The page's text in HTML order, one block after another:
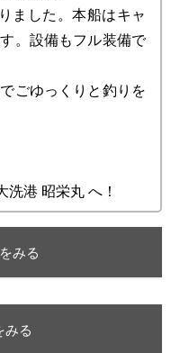
ました。本船はキャ
。設備もフル装備で
ごゆっくりと釣りを
港 昭栄丸 へ！
みる
みる